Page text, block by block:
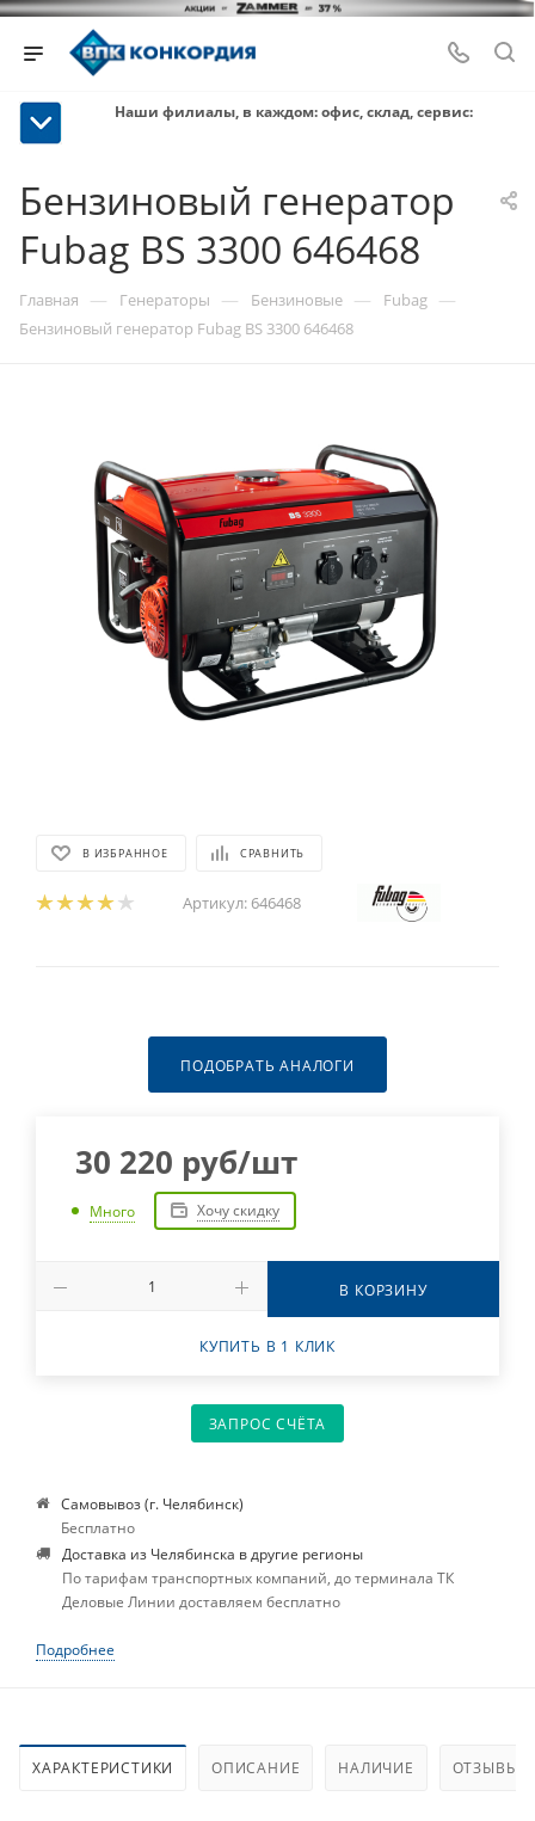
Наши филиалы, в каждом: офис, склад, сервис:
Бензиновый генератор
Fubag BS 3300 646468
Главная — Генераторы — Бензиновые — Fubag —
Бензиновый генератор Fubag BS 3300 646468
В ИЗБРАННОЕ СРАВНИТЬ
Артикул: 646468
ПОДОБРАТЬ АНАЛОГИ
30 220 руб/шт
Много Хочу скидку
В КОРЗИНУ
КУПИТЬ В 1 КЛИК
ЗАПРОС СЧЁТА
Самовывоз (г. Челябинск)
Бесплатно
Доставка из Челябинска в другие регионы
По тарифам транспортных компаний, до терминала ТК
Деловые Линии доставляем бесплатно
Подробнее
ХАРАКТЕРИСТИКИ ОПИСАНИЕ НАЛИЧИЕ ОТЗЫВЫ